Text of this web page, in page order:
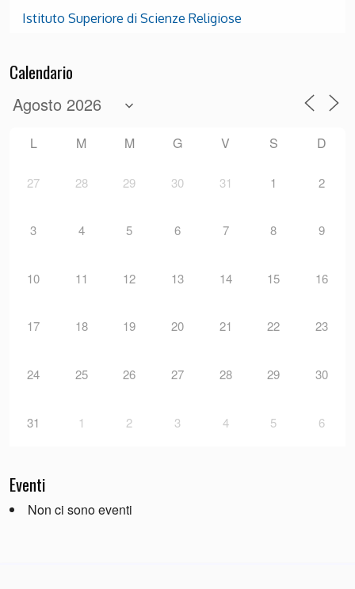
Istituto Superiore di Scienze Religiose
Calendario
L M M G V S D
27 28 29 30 31 1 2
3 4 5 6 7 8 9
10 11 12 13 14 15 16
17 18 19 20 21 22 23
24 25 26 27 28 29 30
31 1 2 3 4 5 6
Eventi
Non ci sono eventi